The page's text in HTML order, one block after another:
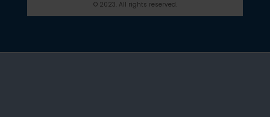
© 2023. All rights reserved.